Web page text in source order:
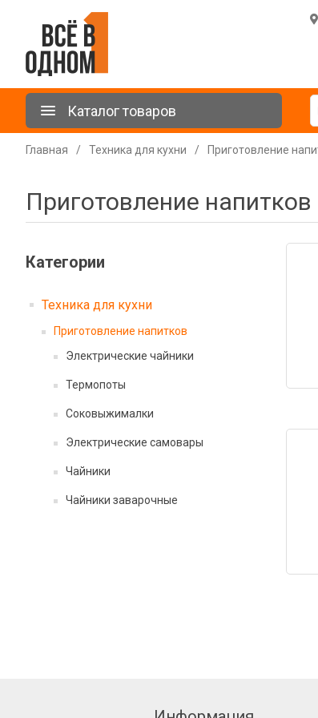
Каталог товаров
Главная / Техника для кухни / Приготовление
Приготовление напитков
Категории
Техника для кухни
Приготовление напитков
Электрические чайники
Термопоты
Соковыжималки
Электрические самовары
Чайники
Чайники заварочные